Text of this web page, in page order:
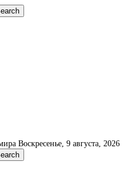
Воскресенье, 9 августа, 2026